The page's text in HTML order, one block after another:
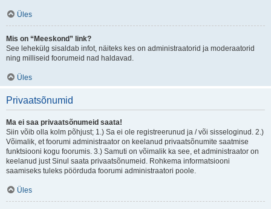
Üles
Mis on “Meeskond” link?
See lehekülg sisaldab infot, näiteks kes on administraatorid ja moderaatorid
ning milliseid foorumeid nad haldavad.
Üles
Privaatsõnumid
Ma ei saa privaatsõnumeid saata!
Siin võib olla kolm põhjust; 1.) Sa ei ole registreerunud ja / või sisseloginud. 2.)
Võimalik, et foorumi administraator on keelanud privaatsõnumite saatmise
funktsiooni kogu foorumis. 3.) Samuti on võimalik ka see, et administraator on
keelanud just Sinul saata privaatsõnumeid. Rohkema informatsiooni
saamiseks tuleks pöörduda foorumi administraatori poole.
Üles